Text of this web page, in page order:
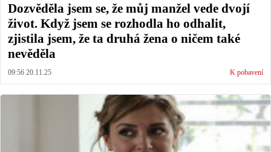
Dozvěděla jsem se, že můj manžel vede dvojí
život. Když jsem se rozhodla ho odhalit,
zjistila jsem, že ta druhá žena o ničem také
nevěděla
09:56 20.11.25 K pobavení